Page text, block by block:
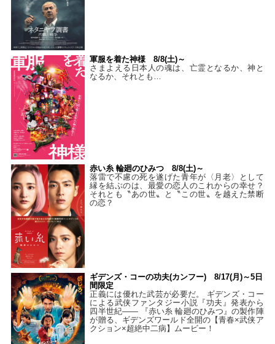
軍服を着た神様 8/8(土)～
さまよえる日本人の魂は、亡霊となるか、神と
なるか、それとも…
赤い糸 輪廻のひみつ 8/8(土)～
落雷で不慮の死を遂げた青年が〈月老〉として
縁を結ぶのは、最愛の恋人のこれからの幸せ？
それとも〝あの世〟と〝この世〟を越えた禁断
の恋？
ギデンズ・コーの功夫(カンフー) 8/17(月)～5日
間限定
正義には優れた武芸が必要だ。 ギデンズ・コー
による武侠ファンタジー小説『功夫』発表から
四半世紀―― 『赤い糸 輪廻のひみつ』の製作陣
が贈る、ギデンズワールド全開の【青春×武侠ア
クション×超絶中二病】ムービー！